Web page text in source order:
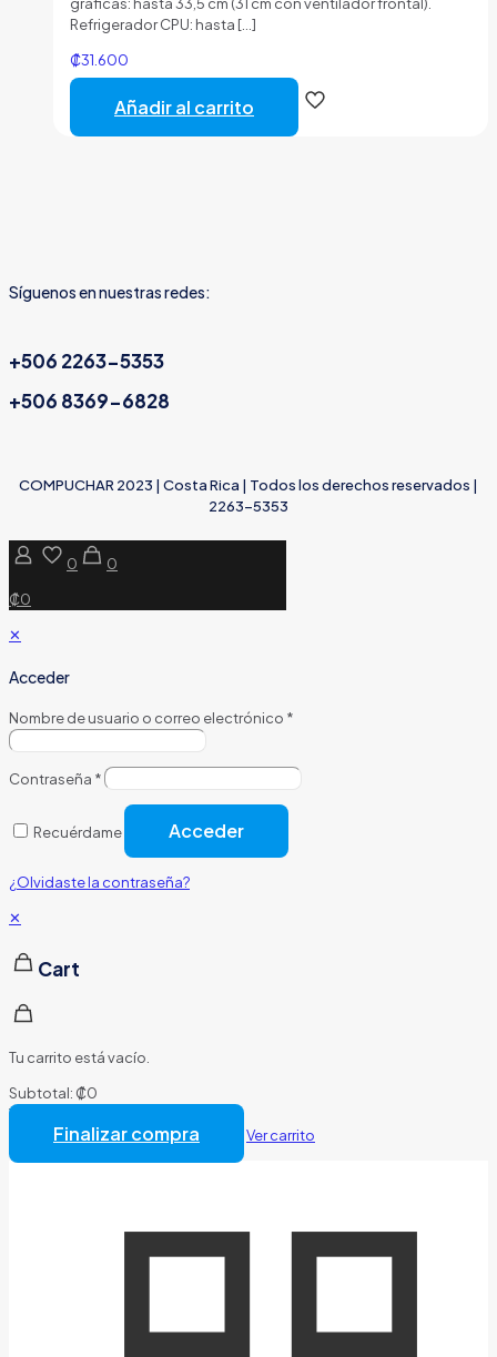
Refrigerador CPU: hasta […]
₡31.600
Añadir al carrito
Síguenos en nuestras redes:
+506 2263-5353
+506 8369-6828
COMPUCHAR 2023 | Costa Rica | Todos los derechos reservados |
2263-5353
0
0
₡0
✕
Acceder
Nombre de usuario o correo electrónico *
Contraseña *
Recuérdame Acceder
¿Olvidaste la contraseña?
✕
Cart
Tu carrito está vacío.
Subtotal: ₡0
Total:
Finalizar compra Ver carrito